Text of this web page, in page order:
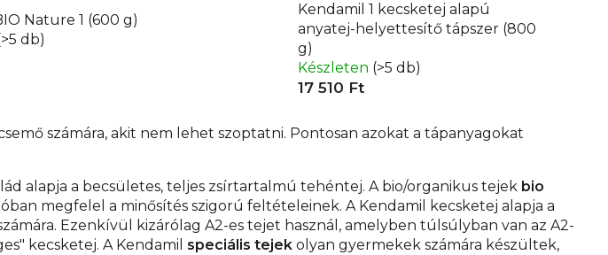
számára, akit nem lehet szoptatni. Pontosan azokat a tápanyagokat
alapja a becsületes, teljes zsírtartalmú tehéntej. A bio/organikus tejek bio
megfelel a minősítés szigorú feltételeinek. A Kendamil kecsketej alapja a
Ezenkívül kizárólag A2-es tejet használ, amelyben túlsúlyban van az A2-
kecsketej. A Kendamil speciális tejek olyan gyermekek számára készültek,
Nature 1 (600 g)
db)
Kendamil 1 kecsketej alapú
anyatej-helyettesítő tápszer (800
g)
Készleten (>5 db)
17 510 Ft